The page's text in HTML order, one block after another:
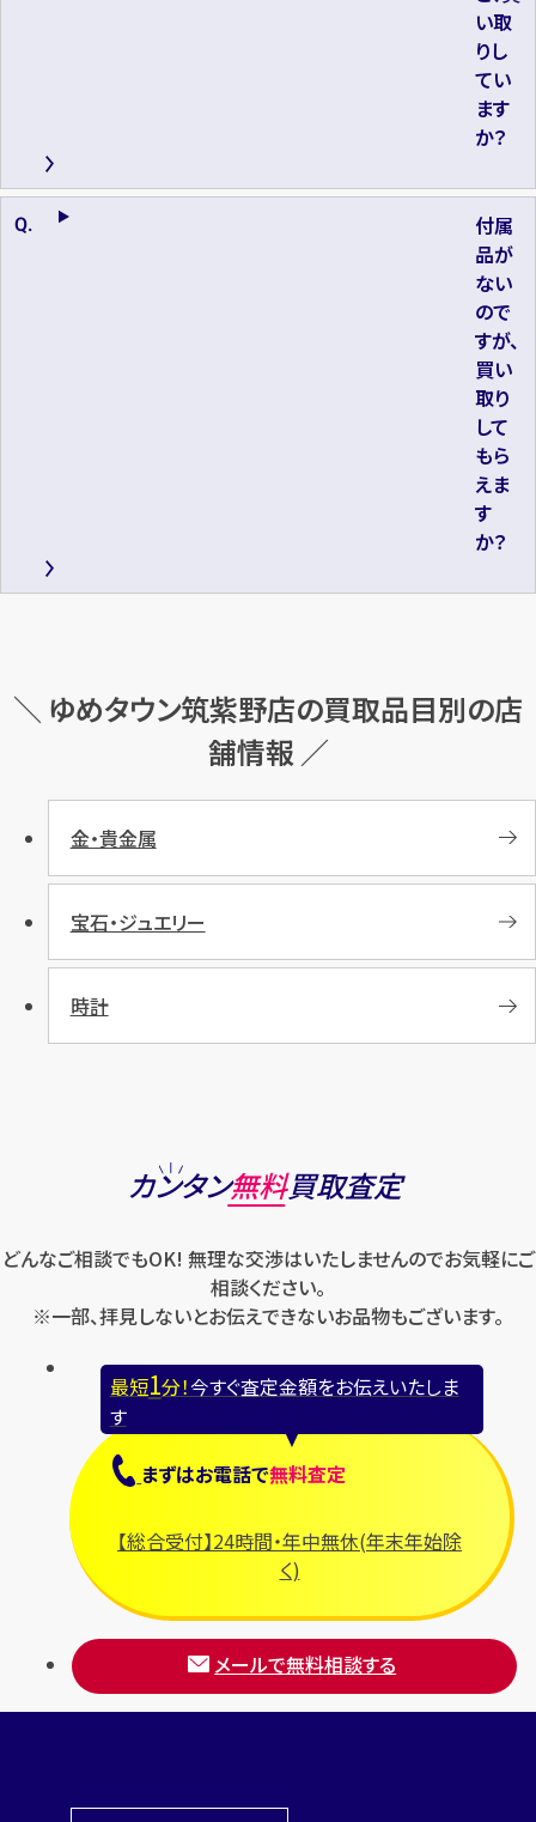
い取
りし
てい
ます
か？
付属
品が
ない
ので
すが、
買い
取り
して
もら
えま
す
か？
＼ ゆめタウン筑紫野店の買取品目別の店
舗情報 ／
金・貴金属
宝石・ジュエリー
時計
カンタン無料買取査定
どんなご相談でもOK! 無理な交渉はいたしませんのでお気軽にご
相談ください。
※一部、拝見しないとお伝えできないお品物もございます。
最短1分！今すぐ査定金額をお伝えいたしま
す
まずはお電話で無料査定
【総合受付】24時間・年中無休(年末年始除
く)
メールで無料相談する